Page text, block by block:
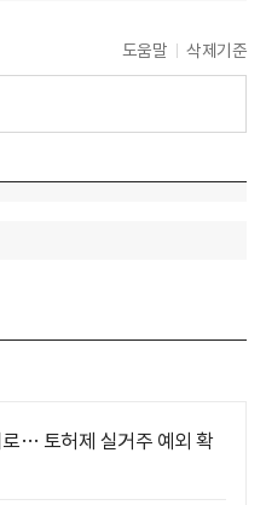
도움말 삭제기준
… 토허제 실거주 예외 확